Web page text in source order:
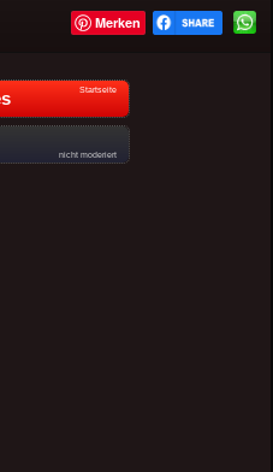
Merken
Startseite
nicht moderiert